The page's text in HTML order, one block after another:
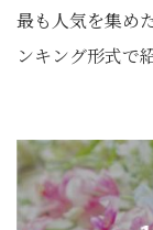
最も人気を集め
ンキング形式で